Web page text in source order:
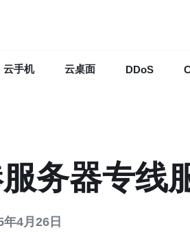
云手机 云桌面 DDoS
务器专线
年4月26日